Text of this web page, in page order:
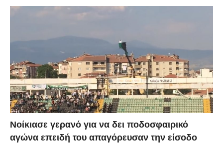
Νοίκιασε γερανό για να δει ποδοσφαιρικό
αγώνα επειδή του απαγόρευσαν την είσοδο